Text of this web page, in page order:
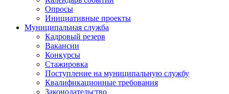
Опросы
Инициативные проекты
Муниципальная служба
Кадровый резерв
Вакансии
Конкурсы
Стажировка
Поступление на муниципальную службу
Квалификационные требования
Законодательство